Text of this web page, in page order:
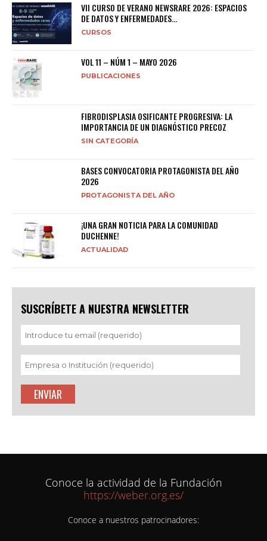
VII CURSO DE VERANO NEWSRARE 2026: ESPACIOS
DE DATOS Y ENFERMEDADES...
CURSOS
VOL 11 – NÚM 1 – MAYO 2026
PUBLICACIONES
FIBRODISPLASIA OSIFICANTE PROGRESIVA: LA
IMPORTANCIA DE UN DIAGNÓSTICO PRECOZ
SIN CATEGORÍA
BASES CONVOCATORIA PROTAGONISTA DEL AÑO
2026
PROTAGONISTA DEL AÑO
¡UNA GRAN NOTICIA PARA LA COMUNIDAD
DUCHENNE!
ACTUALIDAD
SUSCRÍBETE A NUESTRA NEWSLETTER
Conoce la actividad de la Fundación
https://weber.org.es/
Conoce a nuestros patrocinadores: